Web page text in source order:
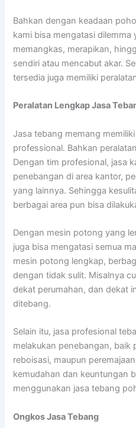
Bahkan dengan keadaan
kami bisa mengatasi dilemma
memangkas, merapikan,
sendiri atau mencabut akar.
tersedia juga memiliki
Peralatan Lengkap Jasa
Jasa tebang memang
professional. Bahkan
Dengan tim profesional, jasa
penebangan di area kantor,
yang lainnya. Sehingga
berbagai area pun bisa
Dengan mesin potong yang
juga bisa mengatasi semua
mesin potong lengkap,
dengan tidak sulit. Misalnya
dekat perumahan, dan dekat
ditebang.
Selain itu, jasa profesional
melakukan penebangan, baik
reboisasi, maupun
kemudahan dan keuntungan
menggunakan jasa tebang
Ongkos Jasa Tebang